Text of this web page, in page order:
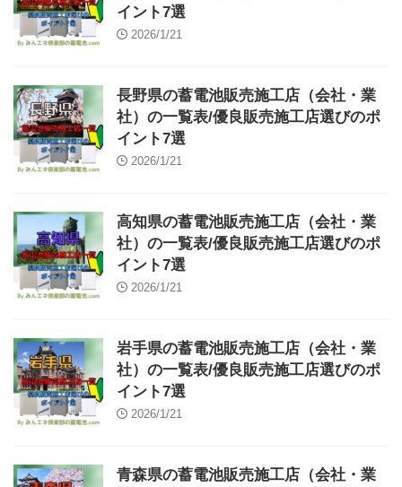
イント7選
2026/1/21
長野県の蓄電池販売施工店（会社・業
社）の一覧表/優良販売施工店選びのポ
イント7選
2026/1/21
高知県の蓄電池販売施工店（会社・業
社）の一覧表/優良販売施工店選びのポ
イント7選
2026/1/21
岩手県の蓄電池販売施工店（会社・業
社）の一覧表/優良販売施工店選びのポ
イント7選
2026/1/21
青森県の蓄電池販売施工店（会社・業